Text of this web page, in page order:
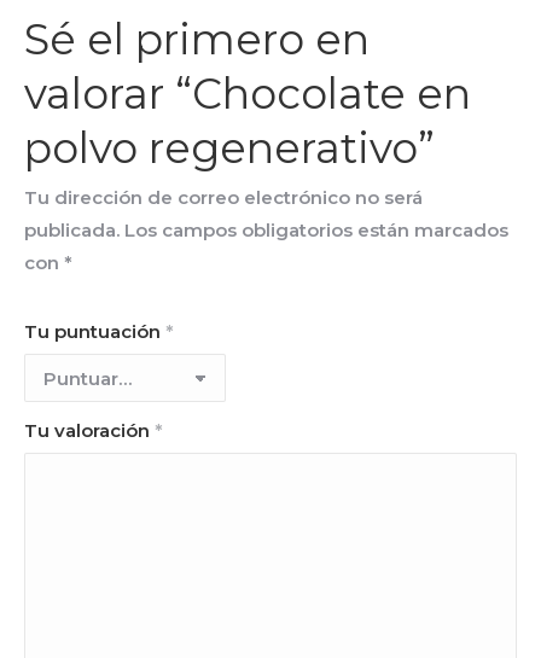
Sé el primero en
valorar “Chocolate en
polvo regenerativo”
Tu dirección de correo electrónico no será
publicada. Los campos obligatorios están marcados
con *
Tu puntuación *
Tu valoración *